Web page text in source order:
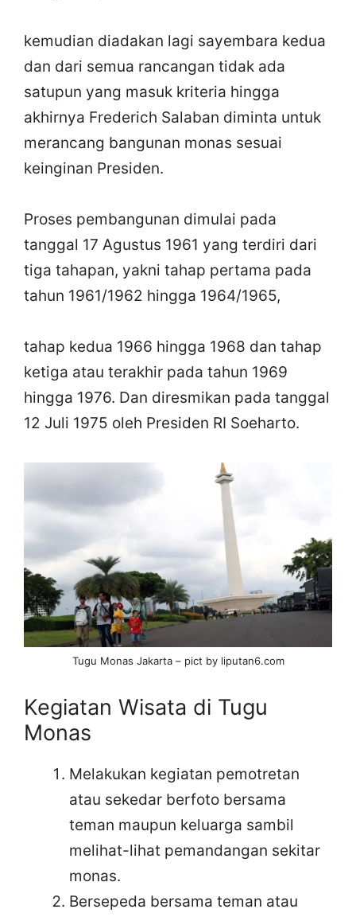
kemudian diadakan lagi sayembara kedua
dan dari semua rancangan tidak ada
satupun yang masuk kriteria hingga
akhirnya Frederich Salaban diminta untuk
merancang bangunan monas sesuai
keinginan Presiden.
Proses pembangunan dimulai pada
tanggal 17 Agustus 1961 yang terdiri dari
tiga tahapan, yakni tahap pertama pada
tahun 1961/1962 hingga 1964/1965,
tahap kedua 1966 hingga 1968 dan tahap
ketiga atau terakhir pada tahun 1969
hingga 1976. Dan diresmikan pada tanggal
12 Juli 1975 oleh Presiden RI Soeharto.
Tugu Monas Jakarta – pict by liputan6.com
Kegiatan Wisata di Tugu
Monas
Melakukan kegiatan pemotretan
atau sekedar berfoto bersama
teman maupun keluarga sambil
melihat-lihat pemandangan sekitar
monas.
Bersepeda bersama teman atau